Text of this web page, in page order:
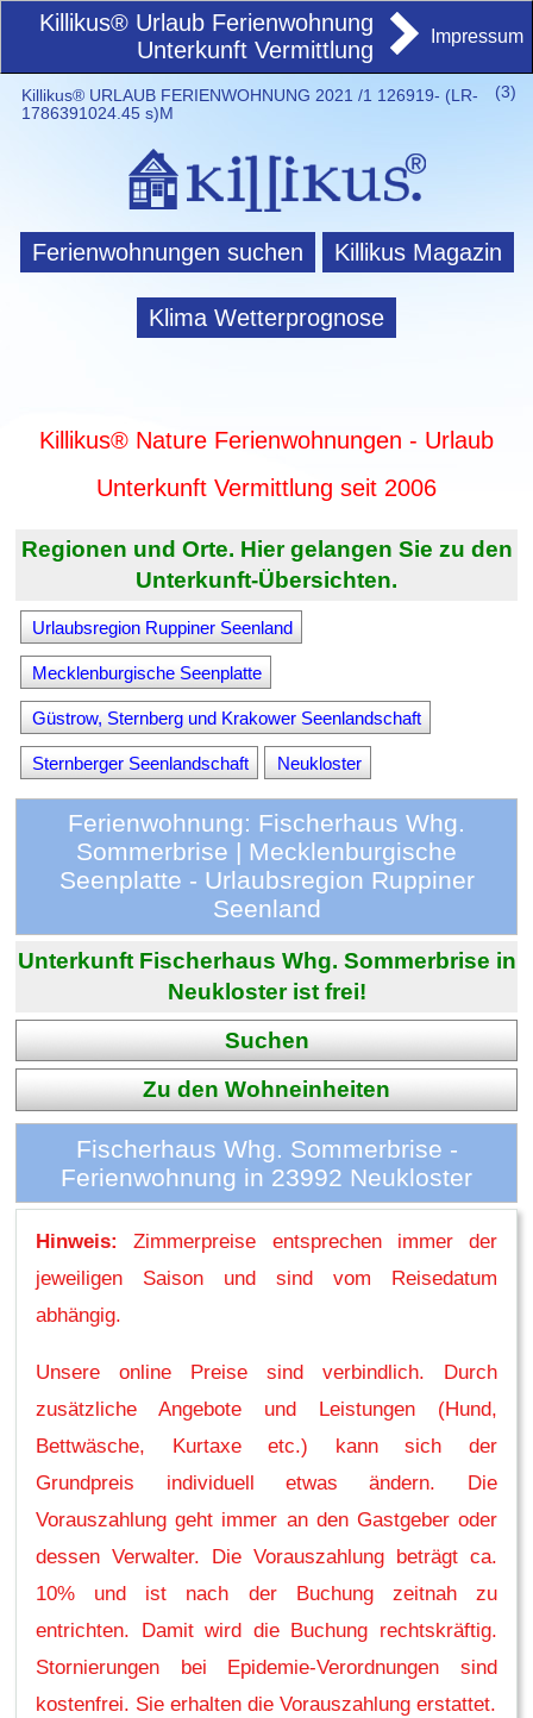
Killikus® Urlaub Ferienwohnung
Unterkunft Vermittlung
Impressum
(3)
Killikus® URLAUB FERIENWOHNUNG 2021 /1 126919- (LR-
1786391024.45 s)M
Ferienwohnungen suchen Killikus Magazin
Klima Wetterprognose
Killikus® Nature Ferienwohnungen - Urlaub
Unterkunft Vermittlung seit 2006
Regionen und Orte. Hier gelangen Sie zu den
Unterkunft-Übersichten.
Urlaubsregion Ruppiner Seenland
Mecklenburgische Seenplatte
Güstrow, Sternberg und Krakower Seenlandschaft
Sternberger Seenlandschaft Neukloster
Ferienwohnung: Fischerhaus Whg.
Sommerbrise | Mecklenburgische
Seenplatte - Urlaubsregion Ruppiner
Seenland
Unterkunft Fischerhaus Whg. Sommerbrise in
Neukloster ist frei!
Suchen
Zu den Wohneinheiten
Fischerhaus Whg. Sommerbrise -
Ferienwohnung in 23992 Neukloster
Hinweis:
Zimmerpreise entsprechen immer der
jeweiligen Saison und sind vom Reisedatum
abhängig.
Unsere online Preise sind verbindlich. Durch
zusätzliche Angebote und Leistungen (Hund,
Bettwäsche, Kurtaxe etc.) kann sich der
Grundpreis individuell etwas ändern. Die
Vorauszahlung geht immer an den Gastgeber oder
dessen Verwalter. Die Vorauszahlung beträgt ca.
10% und ist nach der Buchung zeitnah zu
entrichten. Damit wird die Buchung rechtskräftig.
Stornierungen bei Epidemie-Verordnungen sind
kostenfrei. Sie erhalten die Vorauszahlung erstattet.